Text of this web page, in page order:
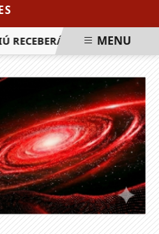
MAIS DE 120 MENU